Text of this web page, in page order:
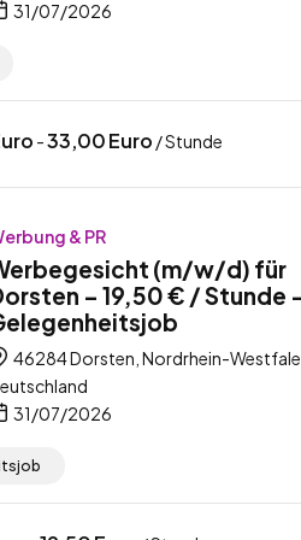
31/07/2026
-33,00Euro / Stunde
& PR
(m/w/d) für
– 19,50 € / Stunde
46284 Dorsten, Nordrhein-
31/07/2026